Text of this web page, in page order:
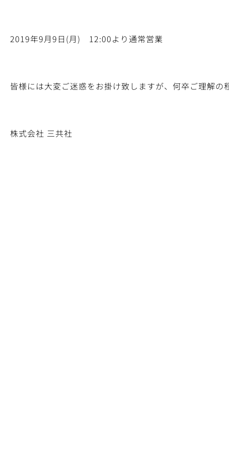
2019年9月9日(月) 12:00より通常営業
皆様には大変ご迷惑をお掛け致しますが、何卒ご理解の
株式会社 三共社